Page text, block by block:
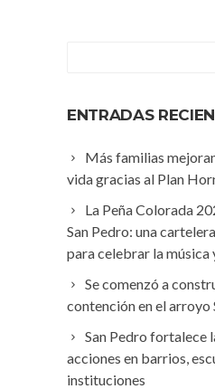
ENTRADAS
Más familias
vida gracias al Plan
La Peña Colorada
San Pedro: una
para celebrar la música
Se comenzó a
contención en el arroyo
San Pedro fortalece
acciones en barrios,
instituciones